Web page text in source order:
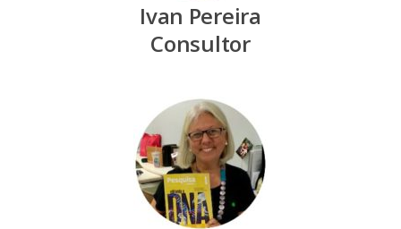
Ivan Pereira
Consultor